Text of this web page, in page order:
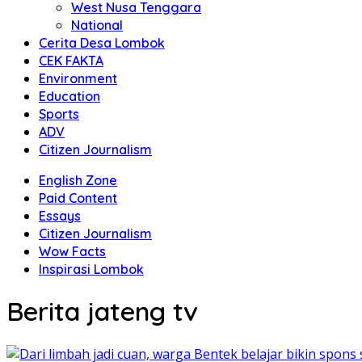
West Nusa Tenggara
National
Cerita Desa Lombok
CEK FAKTA
Environment
Education
Sports
ADV
Citizen Journalism
English Zone
Paid Content
Essays
Citizen Journalism
Wow Facts
Inspirasi Lombok
Berita jateng tv